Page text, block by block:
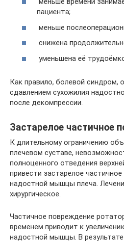
пациента;
меньше
снижена
уменьшена её
Как правило, болевой синдром,
сдавлением сухожилия
после декомпрессии.
Застарелое частичное
К длительному ограничению
плечевом суставе,
полноценного отведения
привести застарелое
надостной мышцы плеча.
хирургическое.
Частичное повреждение
временем приводит к
надостной мышцы. В